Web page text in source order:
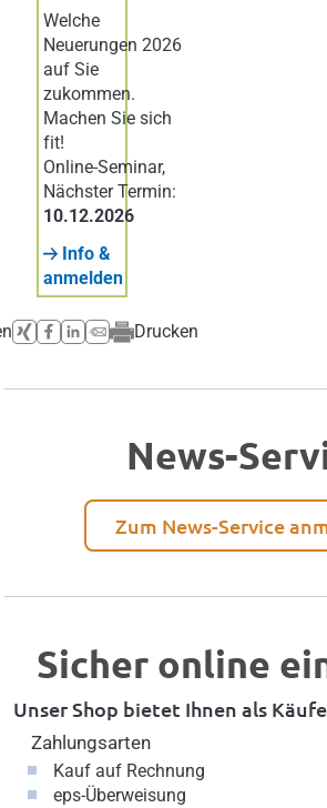
Welche
Neuerungen 2026
auf Sie
zukommen.
Machen Sie sich
fit!
Online-Seminar,
Nächster Termin:
10.12.2026
Info &
anmelden
Drucken
News-
Zum News-Service
Sicher online
Unser Shop bietet Ihnen als
Zahlungsarten
Kauf auf Rechnung
eps-Überweisung